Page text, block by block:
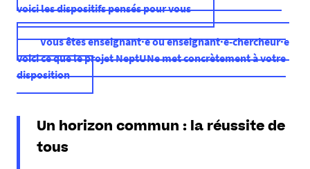
voici les dispositifs pensés pour vous
Vous êtes enseignant·e ou enseignant·e-chercheur·e
voici ce que le projet NeptUNe met concrètement à votre
disposition
Un horizon commun : la réussite de
tous